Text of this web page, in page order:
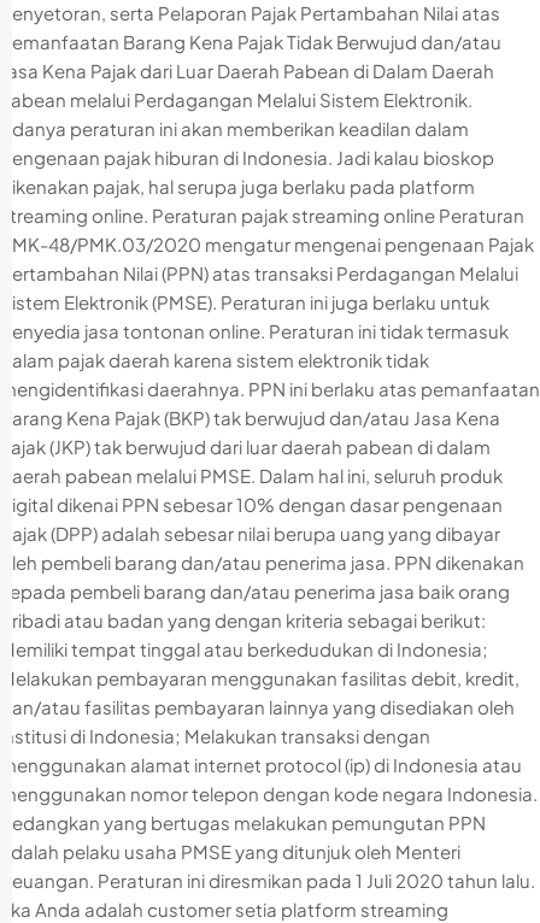
Penyetoran, serta Pelaporan Pajak Pertambahan Nilai atas
Pemanfaatan Barang Kena Pajak Tidak Berwujud dan/atau
Jasa Kena Pajak dari Luar Daerah Pabean di Dalam Daerah
Pabean melalui Perdagangan Melalui Sistem Elektronik.
Adanya peraturan ini akan memberikan keadilan dalam
pengenaan pajak hiburan di Indonesia. Jadi kalau bioskop
dikenakan pajak, hal serupa juga berlaku pada platform
streaming online. Peraturan pajak streaming online Peraturan
PMK-48/PMK.03/2020 mengatur mengenai pengenaan Pajak
Pertambahan Nilai (PPN) atas transaksi Perdagangan Melalui
Sistem Elektronik (PMSE). Peraturan ini juga berlaku untuk
penyedia jasa tontonan online. Peraturan ini tidak termasuk
dalam pajak daerah karena sistem elektronik tidak
mengidentifikasi daerahnya. PPN ini berlaku atas pemanfaatan
Barang Kena Pajak (BKP) tak berwujud dan/atau Jasa Kena
Pajak (JKP) tak berwujud dari luar daerah pabean di dalam
daerah pabean melalui PMSE. Dalam hal ini, seluruh produk
digital dikenai PPN sebesar 10% dengan dasar pengenaan
pajak (DPP) adalah sebesar nilai berupa uang yang dibayar
oleh pembeli barang dan/atau penerima jasa. PPN dikenakan
kepada pembeli barang dan/atau penerima jasa baik orang
pribadi atau badan yang dengan kriteria sebagai berikut:
Memiliki tempat tinggal atau berkedudukan di Indonesia;
Melakukan pembayaran menggunakan fasilitas debit, kredit,
dan/atau fasilitas pembayaran lainnya yang disediakan oleh
institusi di Indonesia; Melakukan transaksi dengan
menggunakan alamat internet protocol (ip) di Indonesia atau
menggunakan nomor telepon dengan kode negara Indonesia.
Sedangkan yang bertugas melakukan pemungutan PPN
adalah pelaku usaha PMSE yang ditunjuk oleh Menteri
Keuangan. Peraturan ini diresmikan pada 1 Juli 2020 tahun lalu.
Jika Anda adalah customer setia platform streaming